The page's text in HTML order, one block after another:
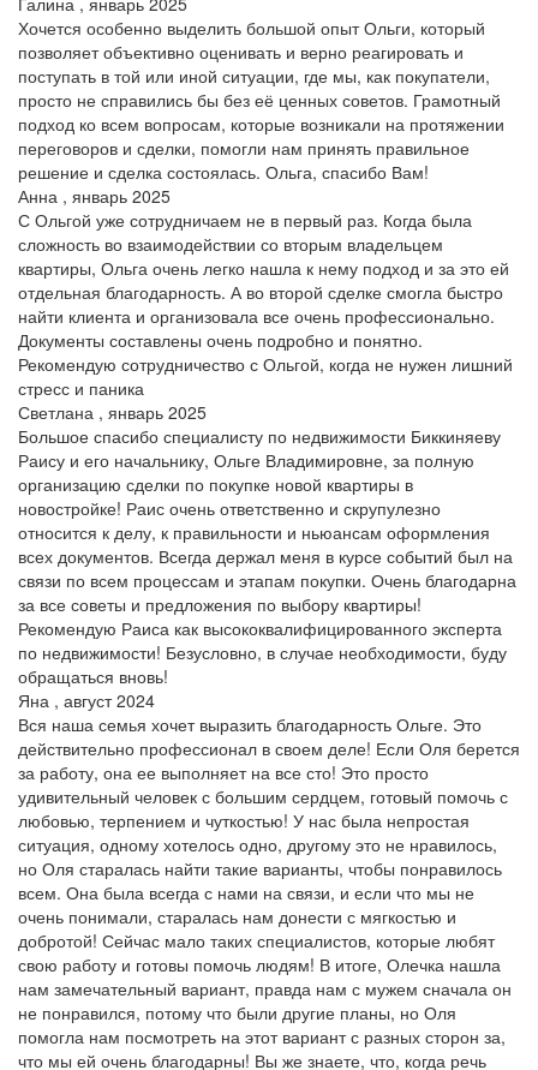
Хочется особенно выделить большой опыт Ольги, который
позволяет объективно оценивать и верно реагировать и
поступать в той или иной ситуации, где мы, как покупатели,
просто не справились бы без её ценных советов. Грамотный
подход ко всем вопросам, которые возникали на протяжении
переговоров и сделки, помогли нам принять правильное
решение и сделка состоялась. Ольга, спасибо Вам!
Анна , январь 2025
С Ольгой уже сотрудничаем не в первый раз. Когда была
сложность во взаимодействии со вторым владельцем
квартиры, Ольга очень легко нашла к нему подход и за это ей
отдельная благодарность. А во второй сделке смогла быстро
найти клиента и организовала все очень профессионально.
Документы составлены очень подробно и понятно.
Рекомендую сотрудничество с Ольгой, когда не нужен лишний
стресс и паника
Светлана , январь 2025
Большое спасибо специалисту по недвижимости Биккиняеву
Раису и его начальнику, Ольге Владимировне, за полную
организацию сделки по покупке новой квартиры в
новостройке! Раис очень ответственно и скрупулезно
относится к делу, к правильности и ньюансам оформления
всех документов. Всегда держал меня в курсе событий был на
связи по всем процессам и этапам покупки. Очень благодарна
за все советы и предложения по выбору квартиры!
Рекомендую Раиса как высококвалифицированного эксперта
по недвижимости! Безусловно, в случае необходимости, буду
обращаться вновь!
Яна , август 2024
Вся наша семья хочет выразить благодарность Ольге. Это
действительно профессионал в своем деле! Если Оля берется
за работу, она ее выполняет на все сто! Это просто
удивительный человек с большим сердцем, готовый помочь с
любовью, терпением и чуткостью! У нас была непростая
ситуация, одному хотелось одно, другому это не нравилось,
но Оля старалась найти такие варианты, чтобы понравилось
всем. Она была всегда с нами на связи, и если что мы не
очень понимали, старалась нам донести с мягкостью и
добротой! Сейчас мало таких специалистов, которые любят
свою работу и готовы помочь людям! В итоге, Олечка нашла
нам замечательный вариант, правда нам с мужем сначала он
не понравился, потому что были другие планы, но Оля
помогла нам посмотреть на этот вариант с разных сторон за,
что мы ей очень благодарны! Вы же знаете, что, когда речь